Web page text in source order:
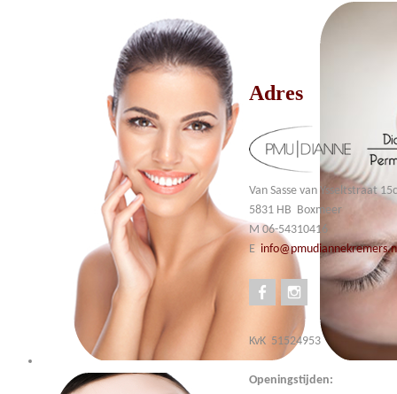
Adres
Van Sasse van Ysseltstraat 15c
5831 HB Boxmeer
M 06-54310416
E
KvK 51524953
Openingstijden: